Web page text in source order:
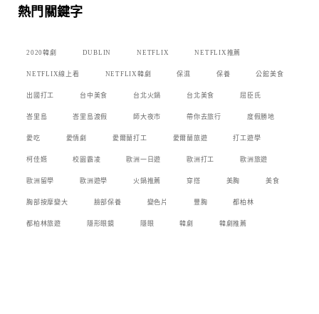
熱門關鍵字
2020韓劇 DUBLIN NETFLIX NETFLIX推薦
NETFLIX線上看 NETFLIX韓劇 保濕 保養 公館美食
出國打工 台中美食 台北火鍋 台北美食 屈臣氏
峇里島 峇里島渡假 師大夜市 帶你去旅行 度假勝地
愛吃 愛情劇 愛爾蘭打工 愛爾蘭旅遊 打工遊學
柯佳嬿 校園霸凌 歐洲一日遊 歐洲打工 歐洲旅遊
歐洲留學 歐洲遊學 火鍋推薦 穿搭 美胸 美食
胸部按摩變大 臉部保養 變色片 豐胸 都柏林
都柏林旅遊 隱形眼鏡 隱眼 韓劇 韓劇推薦